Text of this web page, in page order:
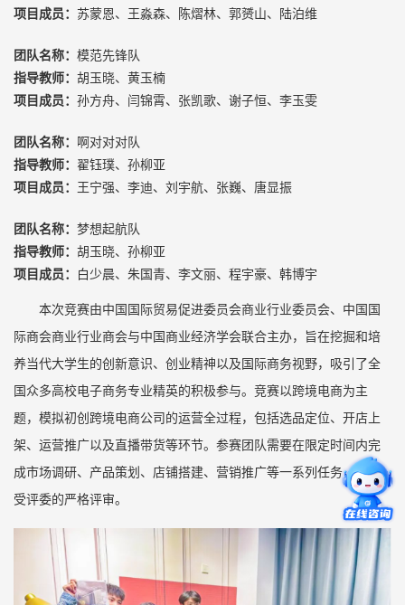
项目成员： 苏蒙恩、王淼森、陈熠林、郭赟山、陆泊维
团队名称： 模范先锋队
指导教师： 胡玉晓、黄玉楠
项目成员： 孙方舟、闫锦霄、张凯歌、谢子恒、李玉雯
团队名称： 啊对对对队
指导教师： 翟钰璞、孙柳亚
项目成员：
王宁强、李迪、刘宇航、张巍、唐显振
团队名称： 梦想起航队
指导教师： 胡玉晓、孙柳亚
项目成员：
白少晨、朱国青、李文丽、程宇豪、韩博宇
本次竞赛由中国国际贸易促进委员会商业行业委员会、中国国
际商会商业行业商会与中国商业经济学会联合主办，旨在挖掘和培
养当代大学生的创新意识、创业精神以及国际商务视野，吸引了全
国众多高校电子商务专业精英的积极参与。竞赛以跨境电商为主
题，模拟初创跨境电商公司的运营全过程，包括选品定位、开店上
架、运营推广以及直播带货等环节。参赛团队需要在限定时间内完
成市场调研、产品策划、店铺搭建、营销推广等一系列任务，并接
受评委的严格评审。